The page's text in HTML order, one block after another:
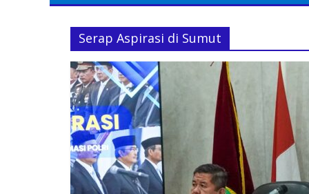
Serap Aspirasi di Sumut